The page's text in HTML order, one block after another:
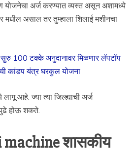
अर्ज करण्यात व्यस्त असून अशामध्ये
मधील असाल तर तुम्हाला शिलाई मशीनचा
सुरु 100 टक्के अनुदानावर मिळणार लॅपटॉप
कांडप यंत्र घरकुल योजना
लागू आहे. ज्या त्या जिल्ह्याची अर्ज
होऊ शकते.
शासकीय